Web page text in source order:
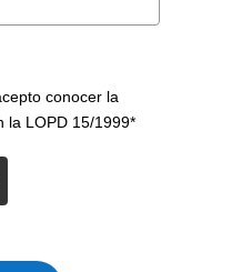
conocer la
la LOPD 15/1999*